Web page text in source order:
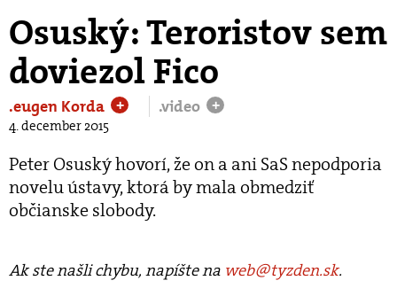
Osuský: Teroristov sem
doviezol Fico
.eugen Korda + .video +
4. december 2015
Peter Osuský hovorí, že on a ani SaS nepodporia
novelu ústavy, ktorá by mala obmedziť
občianske slobody.
Ak ste našli chybu, napíšte na web@tyzden.sk.